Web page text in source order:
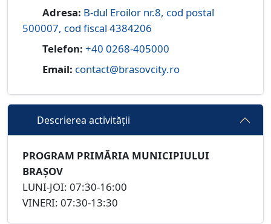
Adresa: B-dul Eroilor nr.8, cod postal
500007, cod fiscal 4384206
Telefon: +40 0268-405000
Email: contact@brasovcity.ro
Descrierea activității
PROGRAM PRIMĂRIA MUNICIPIULUI
BRAȘOV
LUNI-JOI: 07:30-16:00
VINERI: 07:30-13:30